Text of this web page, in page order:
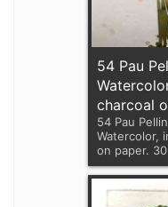
54 Pau
charcoal
54 Pau
Watercolor,
on paper.